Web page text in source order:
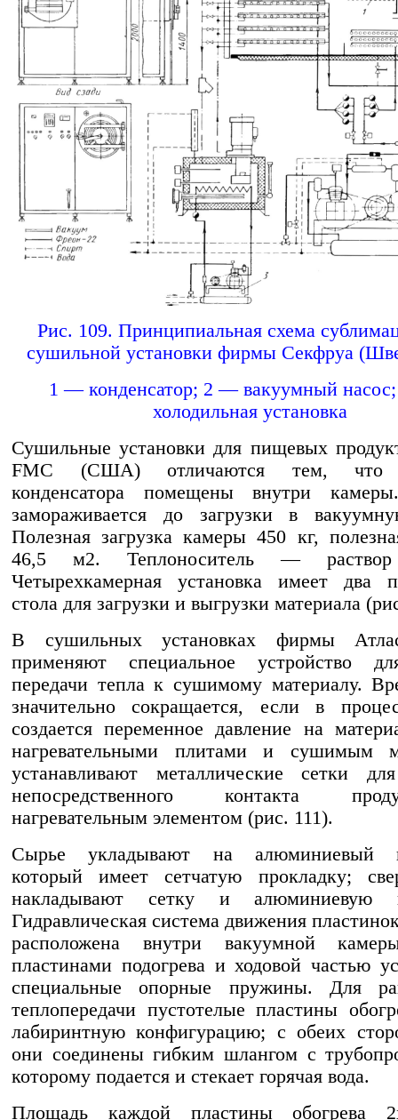
Рис. 109. Принципиальная схема
сушильной установки фирмы Секфруа
1 — конденсатор; 2 — вакуумный
холодильная установка
Сушильные установки для пищевых
FMC (США) отличаются тем, что
конденсатора помещены внутри
замораживается до загрузки в
Полезная загрузка камеры 450 кг,
46,5 м2. Теплоноситель — раствор
Четырехкамерная установка имеет два
стола для загрузки и выгрузки материала
В сушильных установках фирмы
применяют специальное устройство
передачи тепла к сушимому материалу.
значительно сокращается, если в
создается переменное давление на
нагревательными плитами и сушимым
устанавливают металлические сетки
непосредственного контакта
нагревательным элементом (рис. 111).
Сырье укладывают на алюминиевый
который имеет сетчатую прокладку;
накладывают сетку и алюминиевую
Гидравлическая система движения
расположена внутри вакуумной
пластинами подогрева и ходовой частью
специальные опорные пружины. Для
теплопередачи пустотелые пластины
лабиринтную конфигурацию; с обеих
они соединены гибким шлангом с
которому подается и стекает горячая вода.
Площадь каждой пластины обогрева